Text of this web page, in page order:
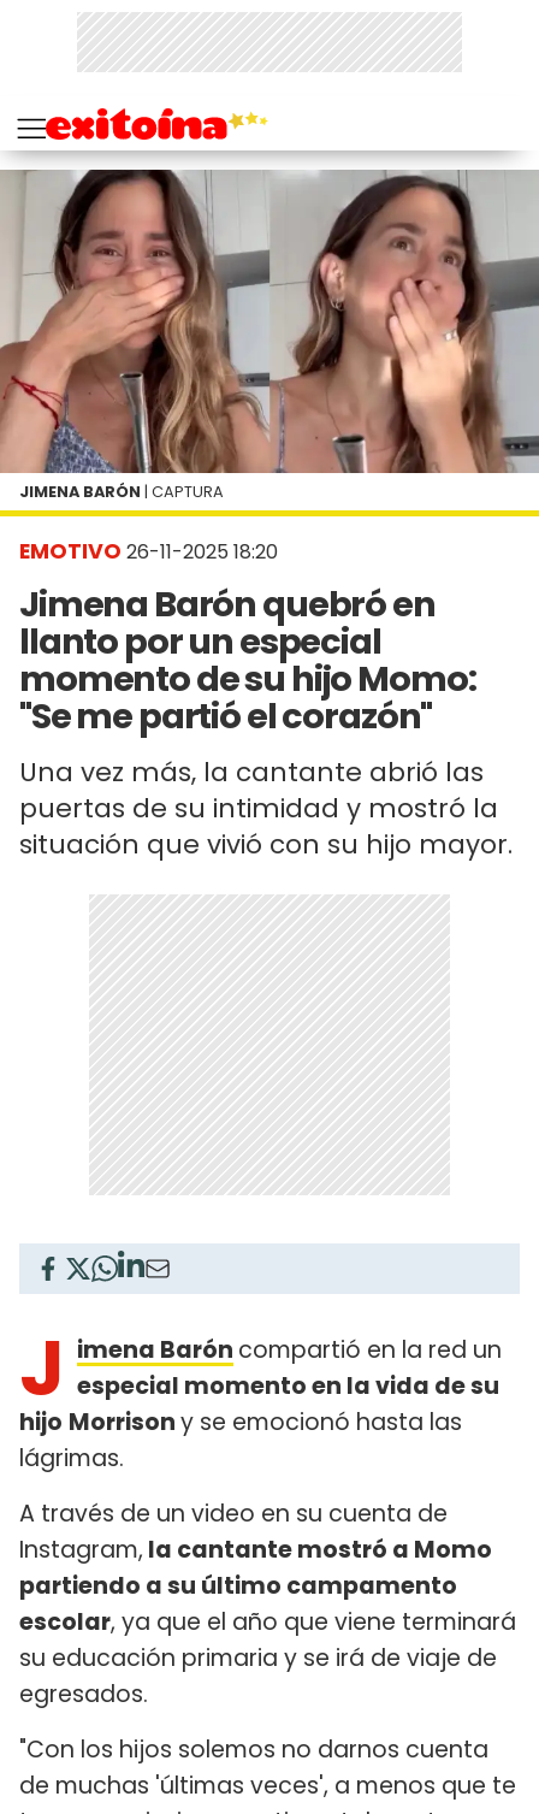
EMOTIVO 26-11-2025 18:20
Jimena Barón quebró en
llanto por un especial
momento de su hijo Momo:
"Se me partió el corazón"
Una vez más, la cantante abrió las
puertas de su intimidad y mostró la
situación que vivió con su hijo mayor.
JIMENA BARÓN | CAPTURA
J imena Barón compartió en la red un
especial momento en la vida de su
hijo Morrisony se emocionó hasta las
lágrimas.
A través de un video en su cuenta de
Instagram, la cantante mostró a Momo
partiendo a su último campamento
escolar, ya que el año que viene terminará
su educación primaria y se irá de viaje de
egresados.
"Con los hijos solemos no darnos cuenta
de muchas 'últimas veces', a menos que te